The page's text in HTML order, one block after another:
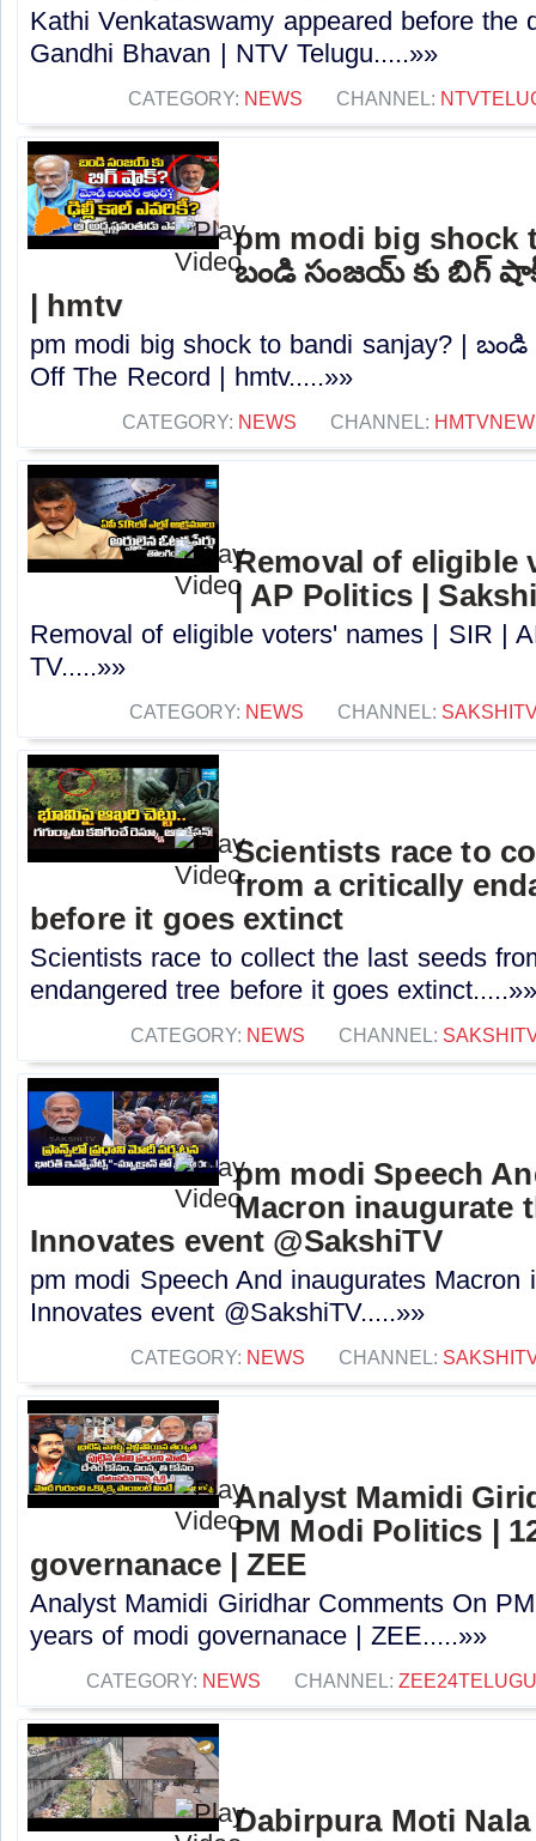
Kathi Venkataswamy appeared before the
Gandhi Bhavan | NTV Telugu.....»»
CATEGORY: NEWS CHANNEL:
pm modi big shock
బండి సంజయ్ కు బిగ్
| hmtv
pm modi big shock to bandi sanjay? |
Off The Record | hmtv.....»»
CATEGORY: NEWS CHANNEL:
Removal of eligible
| AP Politics |
Removal of eligible voters' names | SIR |
TV.....»»
CATEGORY: NEWS CHANNEL:
Scientists race to
from a critically
before it goes extinct
Scientists race to collect the last seeds
endangered tree before it goes
CATEGORY: NEWS CHANNEL:
pm modi Speech
Macron inaugurate
Innovates event @SakshiTV
pm modi Speech And inaugurates Macron
Innovates event @SakshiTV.....»»
CATEGORY: NEWS CHANNEL:
Analyst Mamidi
PM Modi Politics |
governanace | ZEE
Analyst Mamidi Giridhar Comments On
years of modi governanace | ZEE.....»»
CATEGORY: NEWS CHANNEL:
Dabirpura Moti